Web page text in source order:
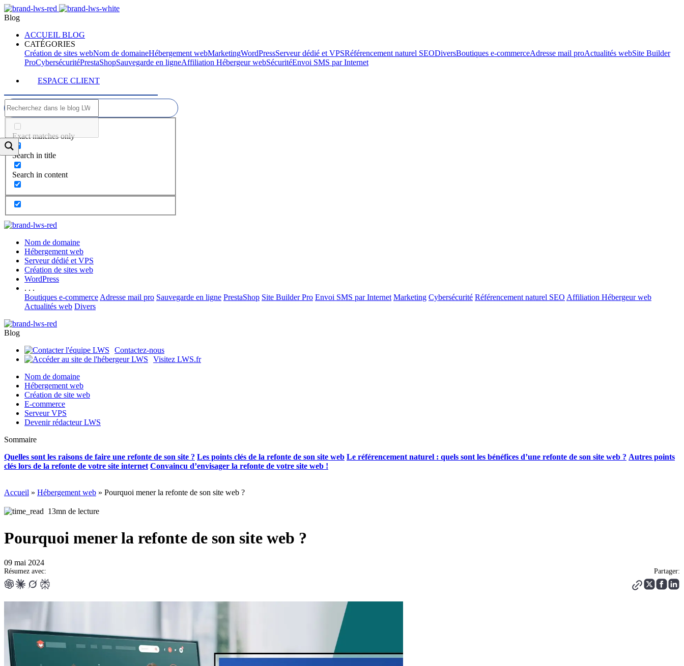
Blog
ACCUEIL BLOG
CATÉGORIES
Création de sites webNom de domaineHébergement webMarketingWordPressServeur dédié et VPSRéférencement naturel SEODiversBoutiques e-commerceAdresse mail proActualités webSite Builder
ProCybersécuritéPrestaShopSauvegarde en ligneAffiliation Hébergeur webSécuritéEnvoi SMS par Internet
ESPACE CLIENT
Exact matches only
Search in title
Search in content
Nom de domaine
Hébergement web
Serveur dédié et VPS
Création de sites web
WordPress
. . .
Boutiques e-commerce Adresse mail pro Sauvegarde en ligne PrestaShop Site Builder Pro Envoi SMS par Internet Marketing Cybersécurité Référencement naturel SEO Affiliation Hébergeur web
Actualités web Divers
Blog
Contactez-nous
Visitez LWS.fr
Nom de domaine
Hébergement web
Création de site web
E-commerce
Serveur VPS
Devenir rédacteur LWS
Sommaire
Quelles sont les raisons de faire une refonte de son site ? Les points clés de la refonte de son site web Le référencement naturel : quels sont les bénéfices d’une refonte de son site web ? Autres points
clés lors de la refonte de votre site internet Convaincu d’envisager la refonte de votre site web !
Accueil » Hébergement web » Pourquoi mener la refonte de son site web ?
13mn de lecture
Pourquoi mener la refonte de son site web ?
09 mai 2024
Résumez avec: Partager: